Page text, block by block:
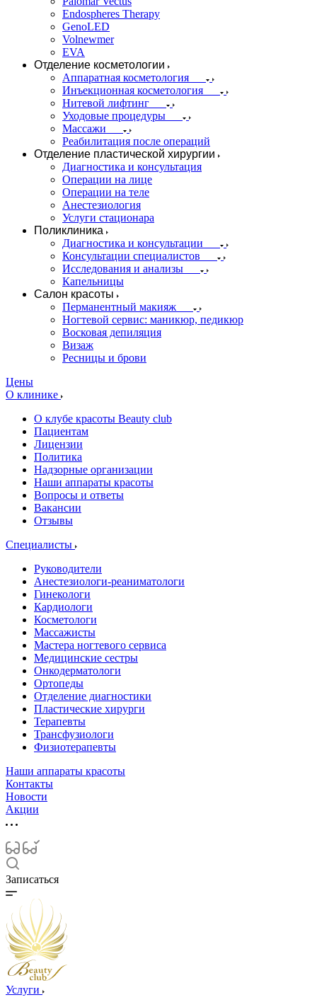
Endospheres Therapy
GenoLED
Volnewmer
EVA
Отделение косметологии
Аппаратная косметология
Инъекционная косметология
Нитевой лифтинг
Уходовые процедуры
Массажи
Реабилитация после операций
Отделение пластической хирургии
Диагностика и консультация
Операции на лице
Операции на теле
Анестезиология
Услуги стационара
Поликлиника
Диагностика и консультации
Консультации специалистов
Исследования и анализы
Капельницы
Салон красоты
Перманентный макияж
Ногтевой сервис: маникюр, педикюр
Восковая депиляция
Визаж
Ресницы и брови
Цены
О клинике
О клубе красоты Beauty club
Пациентам
Лицензии
Политика
Надзорные организации
Наши аппараты красоты
Вопросы и ответы
Вакансии
Отзывы
Специалисты
Руководители
Анестезиологи-реаниматологи
Гинекологи
Кардиологи
Косметологи
Массажисты
Мастера ногтевого сервиса
Медицинские сестры
Онкодерматологи
Ортопеды
Отделение диагностики
Пластические хирурги
Терапевты
Трансфузиологи
Физиотерапевты
Наши аппараты красоты
Контакты
Новости
Акции
Записаться
Услуги